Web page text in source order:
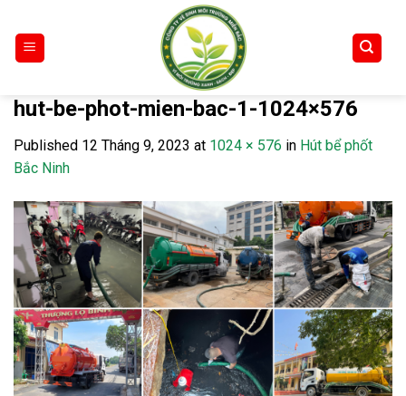
content
hut-be-phot-mien-bac-1-1024×576
Published 12 Tháng 9, 2023 at 1024 × 576 in Hút bể phốt
Bắc Ninh